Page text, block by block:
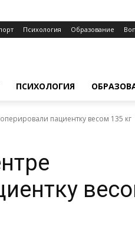
Психология Образование
ПСИХОЛОГИЯ
пациентку весом 135 кг